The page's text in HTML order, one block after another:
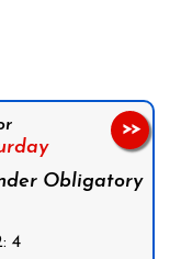
Obligatory
4
>>